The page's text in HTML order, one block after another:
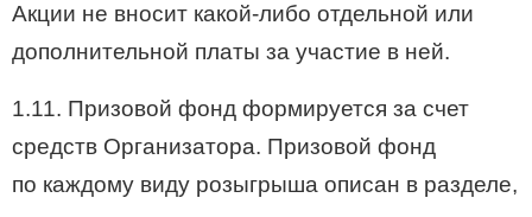
Акции не вносит какой-либо отдельной или
дополнительной платы за участие в ней.
1.11. Призовой фонд формируется за счет
средств Организатора. Призовой фонд
по каждому виду розыгрыша описан в разделе,